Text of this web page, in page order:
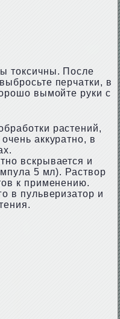
токсичны. После
перчатки, в
вымойте руки с
растений,
аккуратно, в
вскрывается и
5 мл). Раствор
к применению.
в пульверизатор и